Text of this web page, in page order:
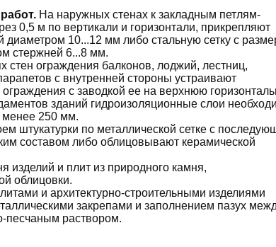
На наружных стенах к закладным петлям-
0,5 м по вертикали и горизонтали, прикрепляют
диаметром 10...12 мм либо стальную сетку с
стержней 6...8 мм.
стен ограждения балконов, лоджий, лестниц,
с внутренней стороны устраивают
с заводкой ее на верхнюю
зданий гидроизоляционные слои
менее 250 мм.
штукатурки по металлической сетке с
составом либо облицовывают керамической
изделий и плит из природного камня,
облицовки.
и архитектурно-строительными изделиями
закрепами и заполнением пазух
песчаным раствором.